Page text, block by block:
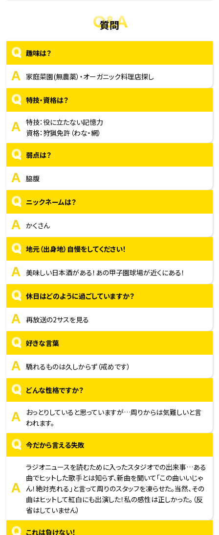
Q&A
質問
Q 趣味は？
A 家庭菜園(無農薬）・オーガニック料理店探し
Q 特技・資格は？
A 特技：役に立たない記憶力
資格：狩猟免許（わな・網）
Q 弱点は？
A 脇腹
Q ニックネームは？
A かくさん
Q 地元（出身地）自慢をしてください！
A 美味しい日本酒がある！あの甲子園球場が近くにある！
Q 休日はどのように過ごしていますか？
A 再放送の2サスを見る
Q 好きな言葉
A 驕れるものは久しからず（戒めです）
Q どんな性格ですか？
A
おっとりしていると思っていますが…周りからは気難しいと言
われます。
Q 今だから言える失敗
A
ラジオニュースを読むために入ったスタジオでの出来事…ある
曲でヒットした歌手とは知らず、新曲を聞いて「この曲いいじゃ
ん！絶対売れる」と言って周りのスタッフを凍らせた。当然、その
曲はヒットして紅白にも出演した！私の感性は正しかった。（反
省はしていません）
これは負けない！